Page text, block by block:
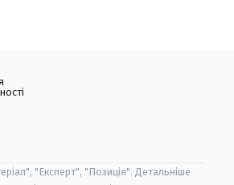
"Експерт", "Позиція". Детальніше